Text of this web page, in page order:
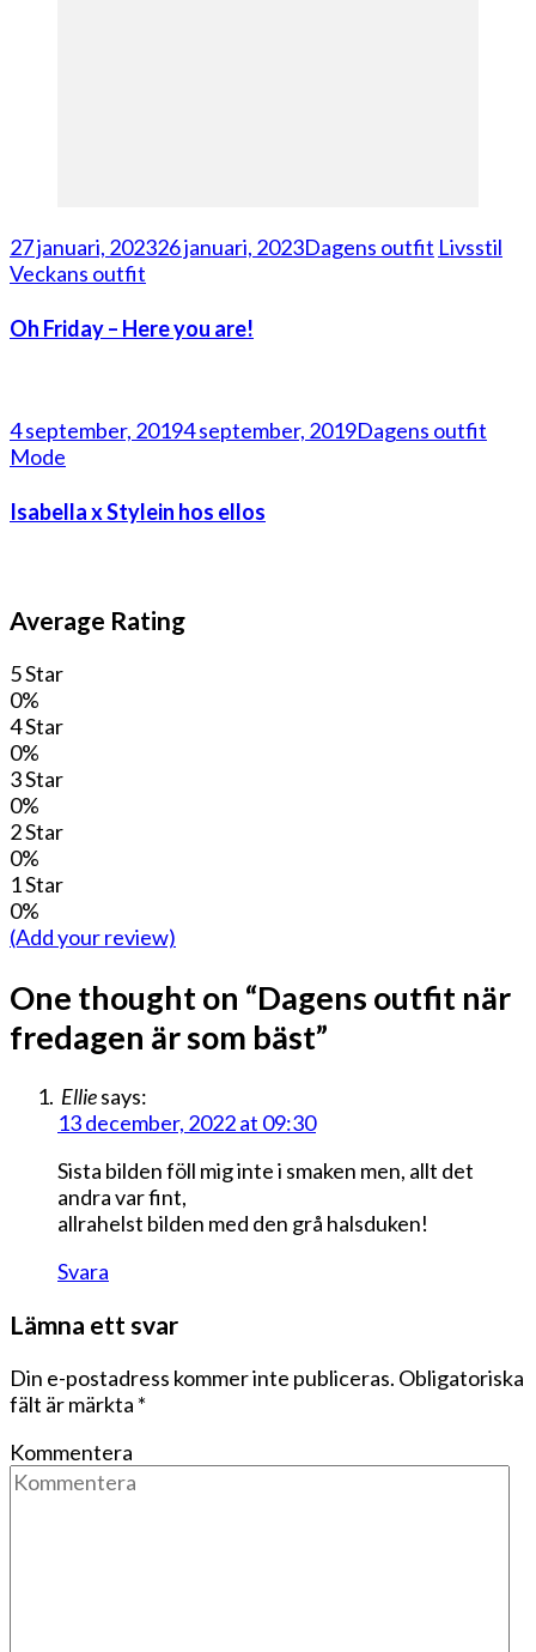
27 januari, 202326 januari, 2023Dagens outfit Livsstil
Veckans outfit
Oh Friday – Here you are!
4 september, 20194 september, 2019Dagens outfit
Mode
Isabella x Stylein hos ellos
Average Rating
5 Star
0%
4 Star
0%
3 Star
0%
2 Star
0%
1 Star
0%
(Add your review)
One thought on “Dagens outfit när
fredagen är som bäst”
Elliesays:
13 december, 2022 at 09:30
Sista bilden föll mig inte i smaken men, allt det
andra var fint,
allrahelst bilden med den grå halsduken!
Svara
Lämna ett svar
Din e-postadress kommer inte publiceras. Obligatoriska
fält är märkta *
Kommentera